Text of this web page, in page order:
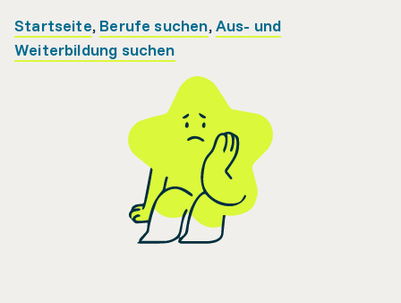
Startseite, Berufe suchen,Aus- und
Weiterbildung suchen